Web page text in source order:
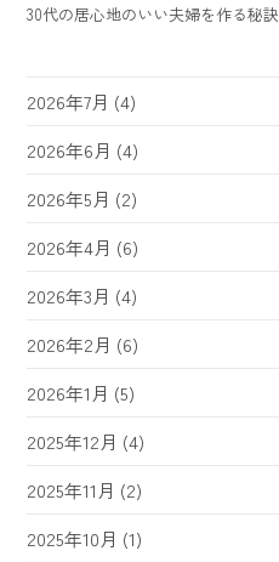
30代の居心地のいい夫婦を作る秘訣
2026年7月 (4)
2026年6月 (4)
2026年5月 (2)
2026年4月 (6)
2026年3月 (4)
2026年2月 (6)
2026年1月 (5)
2025年12月 (4)
2025年11月 (2)
2025年10月 (1)